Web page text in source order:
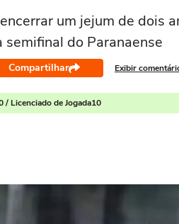
um jejum de dois
semifinal do Paranaense
Compartilhar Exibir
/ Licenciado de Jogada10